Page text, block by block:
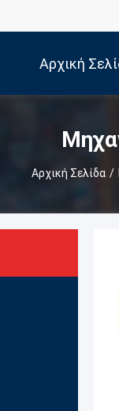
Αρχική
Αρχική Σελίδα /